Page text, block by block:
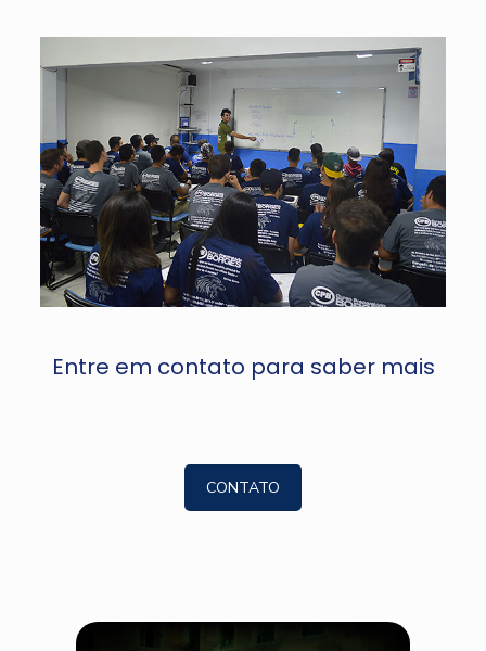
Entre em contato para saber mais
CONTATO